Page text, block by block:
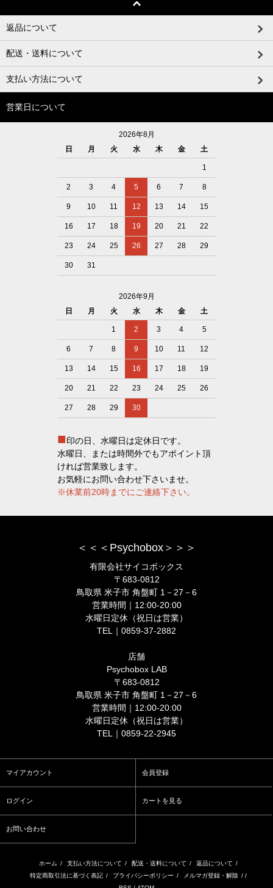
返品について
配送・送料について
支払い方法について
営業日について
2026年8月
日
月 火 水 木 金 土
1
2 3 4 5 6 7 8
9 10 11 12 13 14 15
16 17 18 19 20 21 22
23 24 25 26 27 28 29
30 31
2026年9月
日
月 火 水 木 金 土
1 2 3 4 5
6 7 8 9 10 11 12
13 14 15 16 17 18 19
20 21 22 23 24 25 26
27 28 29 30
■印の日、水曜日は定休日です。
水曜日、または時間外でもアポイント頂
ければ営業致します。
お気軽にお問い合わせ下さいませ。
※休業前20時までにご連絡下さい。
＜＜＜Psychobox＞＞＞
有限会社サイコボックス
〒683-0812
鳥取県 米子市 角盤町 1－27－6
営業時間｜12:00-20:00
水曜日定休（祝日は営業）
TEL｜0859-37-2882
店舗
Psychobox LAB
〒683-0812
鳥取県 米子市 角盤町 1－27－6
営業時間｜12:00-20:00
水曜日定休（祝日は営業）
TEL｜0859-22-2945
マイアカウント 会員登録
ログイン カートを見る
お問い合わせ
ホーム / 支払い方法について / 配送・送料について / 返品について /
特定商取引法に基づく表記 / プライバシーポリシー / メルマガ登録・解除 / /